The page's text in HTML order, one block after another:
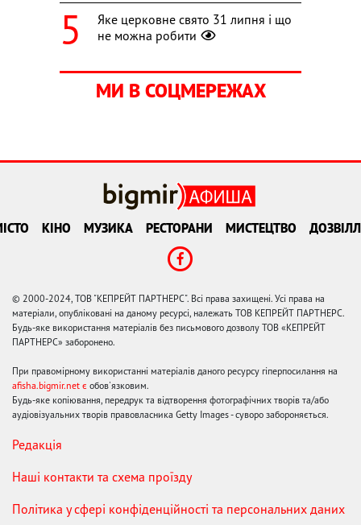
Яке церковне свято 31 липня і що
не можна робити
МИ В СОЦМЕРЕЖАХ
КІНО МУЗИКА РЕСТОРАНИ МИСТЕЦТВО
© 2000-2024, ТОВ "КЕПРЕЙТ ПАРТНЕРС". Всі права захищені. Усі права на
матеріали, опубліковані на даному ресурсі, належать ТОВ КЕПРЕЙТ ПАРТНЕРС.
Будь-яке використання матеріалів без письмового дозволу ТОВ «КЕПРЕЙТ
ПАРТНЕРС» заборонено.
При правомірному використанні матеріалів даного ресурсу гіперпосилання на
afisha.bigmir.net є обов'язковим.
Будь-яке копіювання, передрук та відтворення фотографічних творів та/або
аудіовізуальних творів правовласника Getty Images - суворо забороняється.
Редакція
Наші контакти та схема проїзду
Політика у сфері конфіденційності та персональних даних